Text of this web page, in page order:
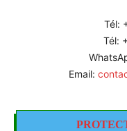
Tél:
Tél:
Email: